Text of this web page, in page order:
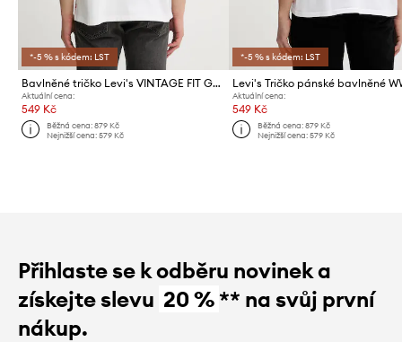
*-5 % s kódem: LST
Bavlněné tričko Levi's VINTAGE FIT GRAPHIC
Aktuální cena:
549 Kč
Běžná cena:879 Kč
Nejnižší cena:579 Kč
*-5 % s kódem: LST
Aktuální cena:
549 Kč
Běžná cena: 879 Kč
Nejnižší cena: 579 Kč
Přihlaste se k odběru novinek a
získejte slevu 20 %** na svůj první
nákup.